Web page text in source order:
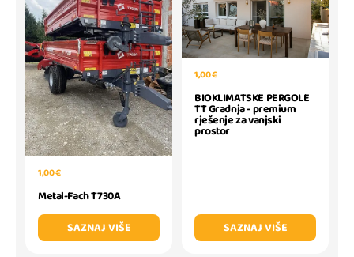
1,00 €
Metal-Fach T730A
SAZNAJ VIŠE
1,00 €
BIOKLIMATSKE PERGOLE
TT Gradnja - premium
rješenje za vanjski
prostor
SAZNAJ VIŠE